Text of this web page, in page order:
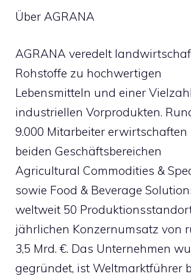
Über AGRANA
AGRANA veredelt
Rohstoffe zu hochwertigen
Lebensmitteln und einer
industriellen Vorprodukten.
9.000 Mitarbeiter erwirtschaften
beiden Geschäftsbereichen
Agricultural Commodities &
sowie Food & Beverage
weltweit 50
jährlichen Konzernumsatz von
3,5 Mrd. €. Das Unternehmen
gegründet, ist Weltmarktführer